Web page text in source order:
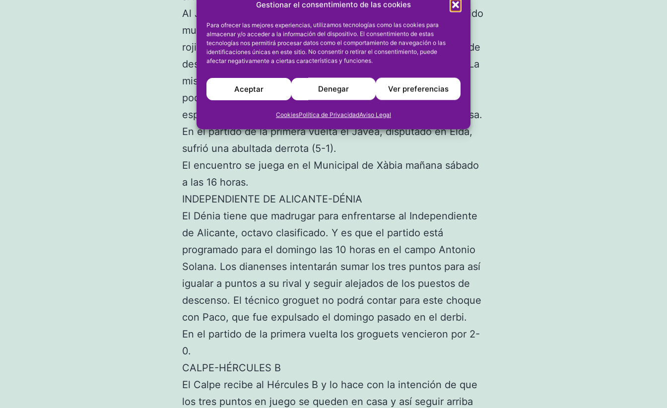
Gestionar el consentimiento de las cookies
Para ofrecer las mejores experiencias, utilizamos tecnologías como las cookies para
almacenar y/o acceder a la información del dispositivo. El consentimiento de estas
tecnologías nos permitirá procesar datos como el comportamiento de navegación o las
identificaciones únicas en este sitio. No consentir o retirar el consentimiento, puede
afectar negativamente a ciertas características y funciones.
Aceptar Denegar Ver preferencias
CookiesPolítica de PrivacidadAviso Legal
Al Jávea recibe al Eldense B, segundo clasificado, en un partido
muy complicado en el que buscará dar la campanada. Los
rojiblancos necesitan ganar o ganar para salir de los puestos de
descenso, son colistas y están a tres puntos de la salvación. La
misión es muy difícil pero el equipo de Julio Ivorra, que no
podrá sentarse en el banquillo tras ser expulsado en Dénia,
espera dar la sorpresa y que los tres puntos se queden en casa.
En el partido de la primera vuelta el Jávea, disputado en Elda,
sufrió una abultada derrota (5-1).
El encuentro se juega en el Municipal de Xàbia mañana sábado
a las 16 horas.
INDEPENDIENTE DE ALICANTE-DÉNIA
El Dénia tiene que madrugar para enfrentarse al Independiente
de Alicante, octavo clasificado. Y es que el partido está
programado para el domingo las 10 horas en el campo Antonio
Solana. Los dianenses intentarán sumar los tres puntos para así
igualar a puntos a su rival y seguir alejados de los puestos de
descenso. El técnico groguet no podrá contar para este choque
con Paco, que fue expulsado el domingo pasado en el derbi.
En el partido de la primera vuelta los groguets vencieron por 2-
0.
CALPE-HÉRCULES B
El Calpe recibe al Hércules B y lo hace con la intención de que
los tres puntos en juego se queden en casa y así seguir arriba